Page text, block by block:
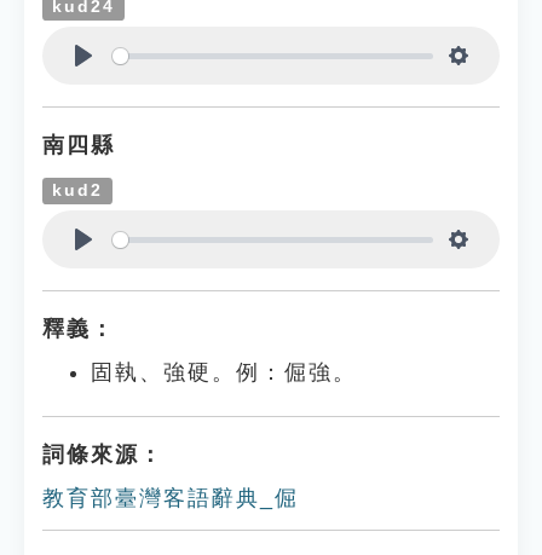
kud24
南四縣
kud2
釋義：
固執、強硬。例：倔強。
詞條來源：
教育部臺灣客語辭典_倔